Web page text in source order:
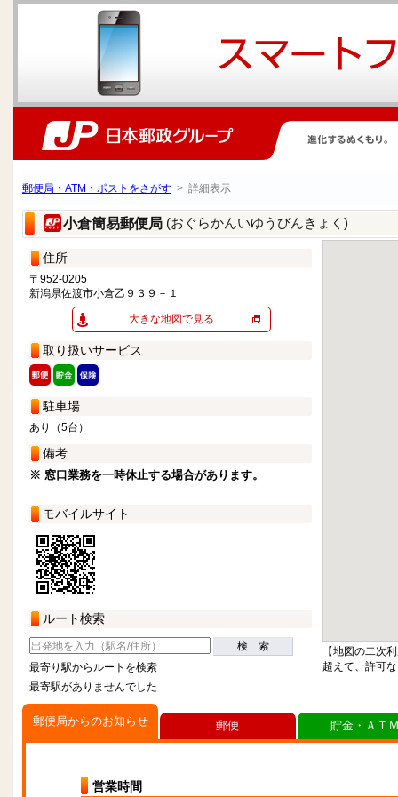
郵便局・ATM・ポストをさがす > 詳細表示
小倉簡易郵便局 (おぐらかんいゆうびんきょく)
住所
〒952-0205
新潟県佐渡市小倉乙９３９－１
大きな地図で見る
取り扱いサービス
駐車場
あり（5台）
備考
※ 窓口業務を一時休止する場合があります。
モバイルサイト
ルート検索
検 索
最寄り駅からルートを検索
最寄駅がありませんでした
【地図の二次
超えて、許可
郵便局からのお知らせ
営業時間
郵便 貯金・ＡＴ